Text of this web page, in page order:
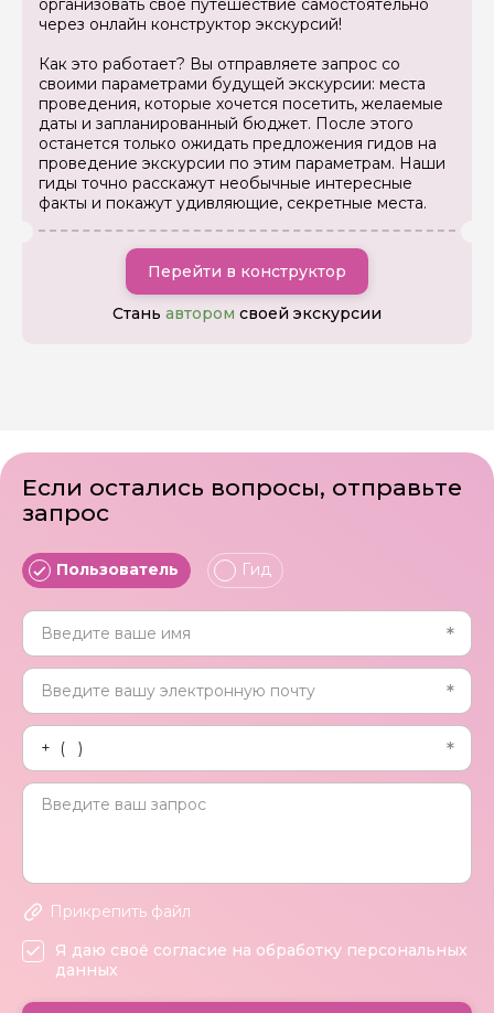
организовать своё путешествие самостоятельно
через онлайн конструктор экскурсий!
Как это работает? Вы отправляете запрос со
своими параметрами будущей экскурсии: места
проведения, которые хочется посетить, желаемые
даты и запланированный бюджет. После этого
останется только ожидать предложения гидов на
проведение экскурсии по этим параметрам. Наши
гиды точно расскажут необычные интересные
факты и покажут удивляющие, секретные места.
Перейти в конструктор
Стань автором своей экскурсии
Если остались вопросы, отправьте
запрос
Пользователь Гид
Прикрепить файл
Я даю своё согласие на обработку персональных
данных